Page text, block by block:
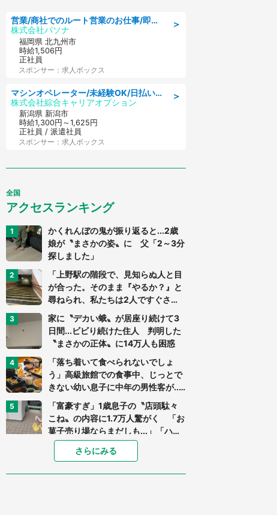
＞
営業/商社でのルート営業のお仕事/即日勤務可/車通勤可/営業
株式会社パソナ
福岡県 北九州市
時給1,506円
正社員
スポンサー：求人ボックス
＞
マシンオペレーター/未経験OK/日払いOK/寮完備/交替制/20・30・40代活躍中
株式会社綜合キャリアオプション
新潟県 新潟市
時給1,300円～1,625円
正社員 / 派遣社員
スポンサー：求人ボックス
全国
アクセスランキング
かくれんぼの鬼が振り返ると...2歳
娘が〝まさかの姿〟に 父「2～3分
探しました」
「上野駅の階段で、見知らぬ人と目
が合った。そのまま『やるか？』と
尋ねられ、私たちは2人ですぐさ
ま...」（茨城県・70代男性）
家に〝デカい蛾〟が居座り続けて3
日間...ビビり続けた住人 判明した
〝まさかの正体〟に14万人も困惑
「落ち着いて食べられないでしょ
う」高級旅館での食事中、じっとで
きない幼い息子に中年の男性客が...
（東京都・40代男性）
「富豪すぎ」1歳息子の〝店頭駄々
こね〟の内容に1.7万人驚がく 「お
菓子売り場ならまだしも...」「ハー
ドル高い」
「閉所恐怖症の私は新幹線で大パニ
ック。隣席の青年に『手を繋いで』
とお願いしたら...」 体験談に8万
さらにみる